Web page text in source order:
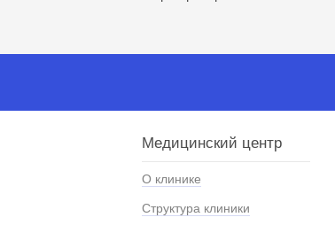
Медицинский центр
О клинике
Структура клиники